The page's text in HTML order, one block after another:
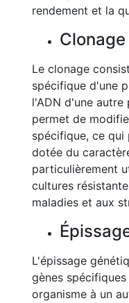
rendement et la
Clonage
Le clonage
spécifique d'une
l'ADN d'une
permet de
spécifique, ce
dotée du
particulièrement
cultures
maladies et aux
L'épissage
gènes
organisme à un